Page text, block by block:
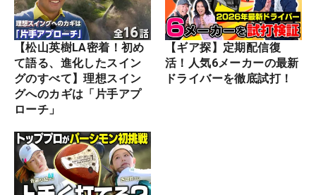
【松山英樹LA密着！初め
て語る、進化したスイン
グのすべて】理想スイン
グへのカギは「片手アプ
ローチ」
【ギア探】定期配信復
活！人気6メーカーの最新
ドライバーを徹底試打！